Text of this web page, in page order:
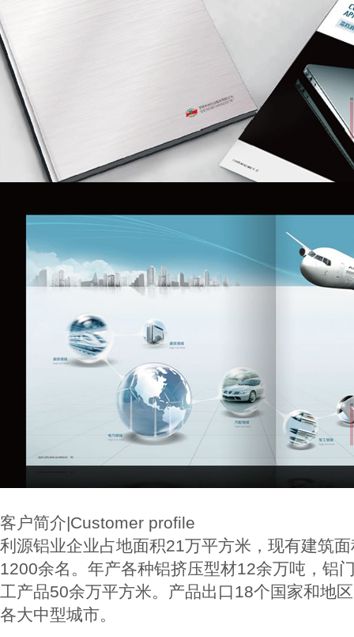
客户简介|Customer profile
利源铝业企业占地面积21万平方米，现有建筑
1200余名。年产各种铝挤压型材12余万吨，铝
工产品50余万平方米。产品出口18个国家和地
各大中型城市。